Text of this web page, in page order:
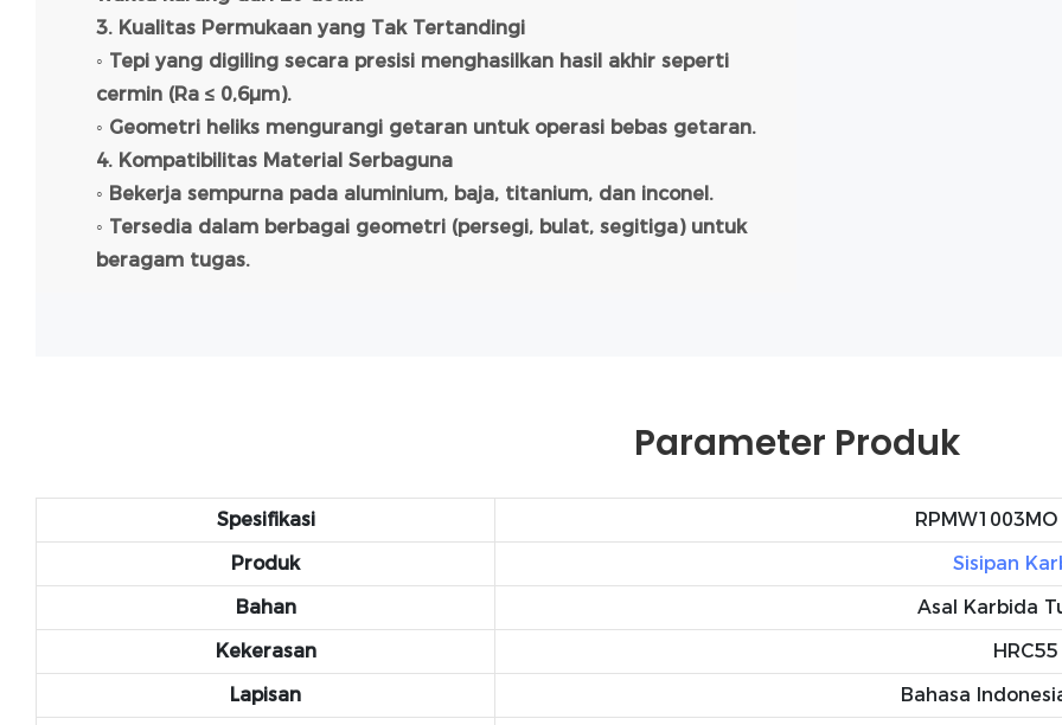
3. Kualitas Permukaan yang Tak Tertandingi
◦ Tepi yang digiling secara presisi menghasilkan hasil akhir seperti
cermin (Ra ≤ 0,6μm).
◦ Geometri heliks mengurangi getaran untuk operasi bebas getaran.
4. Kompatibilitas Material Serbaguna
◦ Bekerja sempurna pada aluminium, baja, titanium, dan inconel.
◦ Tersedia dalam berbagai geometri (persegi, bulat, segitiga) untuk
beragam tugas.
Parameter Produk
Spesifikasi
Produk
Sisipan
Bahan
Asal Karbida
Kekerasan
HRC55
Lapisan
Bahasa